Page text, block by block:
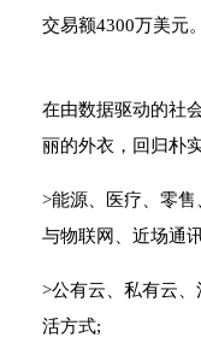
交易额4300万美元。
在由数据驱动的社
丽的外衣，回归朴
>能源、医疗、零
与物联网、近场通
>公有云、私有云
活方式;